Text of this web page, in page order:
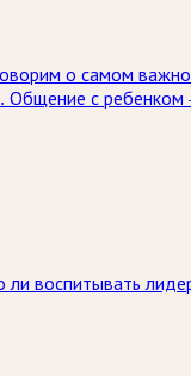
о самом
Общение с
воспитывать